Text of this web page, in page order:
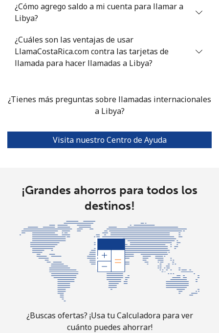
¿Cómo agrego saldo a mi cuenta para llamar a
Libya?
¿Cuáles son las ventajas de usar
LlamaCostaRica.com contra las tarjetas de
llamada para hacer llamadas a Libya?
¿Tienes más preguntas sobre llamadas internacionales
a Libya?
Visita nuestro Centro de Ayuda
¡Grandes ahorros para todos los
destinos!
¿Buscas ofertas? ¡Usa tu Calculadora para ver
cuánto puedes ahorrar!